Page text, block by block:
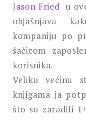
Jason Fried u
objašnjava
kompaniju po
šačicom
korisnika.
Veliku većinu
knjigama ja
što su zaradili